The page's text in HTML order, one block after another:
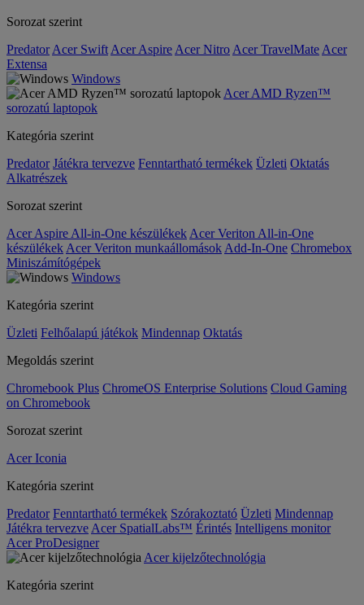
Sorozat szerint
Predator Acer Swift Acer Aspire Acer Nitro Acer TravelMate Acer
Extensa
Windows
Acer AMD Ryzen™
sorozatú laptopok
Kategória szerint
Predator Játékra tervezve Fenntartható termékek Üzleti Oktatás
Alkatrészek
Sorozat szerint
Acer Aspire All-in-One készülékek Acer Veriton All-in-One
készülékek Acer Veriton munkaállomások Add-In-One Chromebox
Miniszámítógépek
Windows
Kategória szerint
Üzleti Felhőalapú játékok Mindennap Oktatás
Megoldás szerint
Chromebook Plus ChromeOS Enterprise Solutions Cloud Gaming
on Chromebook
Sorozat szerint
Acer Iconia
Kategória szerint
Predator Fenntartható termékek Szórakoztató Üzleti Mindennap
Játékra tervezve Acer SpatialLabs™ Érintés Intelligens monitor
Acer ProDesigner
Acer kijelzőtechnológia
Kategória szerint